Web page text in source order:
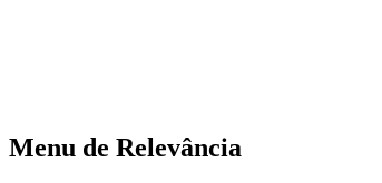
Menu de Relevância